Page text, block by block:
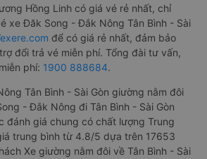
Hồng Linh có giá vé rẻ nhất, chỉ
xe Đăk Song - Đắk Nông Tân Bình - Sài
để có giá rẻ nhất, đảm bảo
đổi trả vé miễn phí. Tổng đài tư vấn,
phí: 1900 888684.
Tân Bình - Sài Gòn giường nằm đôi
- Đắk Nông đi Tân Bình - Sài Gòn
đánh giá chung có chất lượng Trung
trung bình từ 4.8/5 dựa trên 17653
Xe giường nằm đôi về Tân Bình - Sài